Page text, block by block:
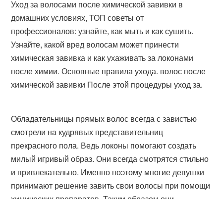
Уход за волосами после химической завивки в
домашних условиях, ТОП советы от
профессионалов: узнайте, как мыть и как сушить.
Узнайте, какой вред волосам может принести
химическая завивка и как ухаживать за локонами
после химии. Основные правила ухода. волос после
химической завивки После этой процедуры уход за.
Обладательницы прямых волос всегда с завистью
смотрели на кудрявых представительниц
прекрасного пола. Ведь локоны помогают создать
милый игривый образ. Они всегда смотрятся стильно
и привлекательно. Именно поэтому многие девушки
принимают решение завить свои волосы при помощи